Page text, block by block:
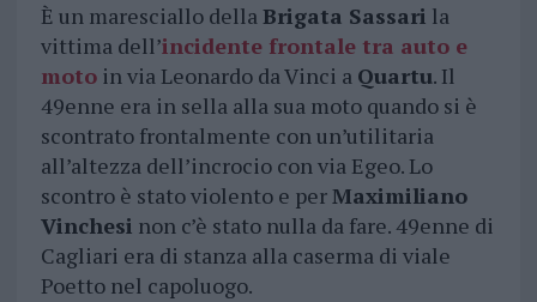
È un maresciallo dellaBrigata Sassari la
vittima dell’incidente frontale tra auto e
motoin via Leonardo da Vinci a Quartu. Il
49enne era in sella alla sua moto quando si è
scontrato frontalmente con un’utilitaria
all’altezza dell’incrocio con via Egeo. Lo
scontro è stato violento e perMaximiliano
Vinchesi non c’è stato nulla da fare. 49enne di
Cagliari era di stanza alla caserma di viale
Poetto nel capoluogo.